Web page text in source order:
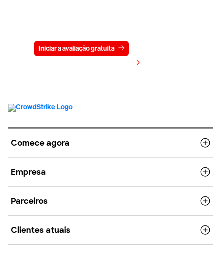
Iniciar a avaliação gratuita
Comece agora
Empresa
Parceiros
Clientes atuais